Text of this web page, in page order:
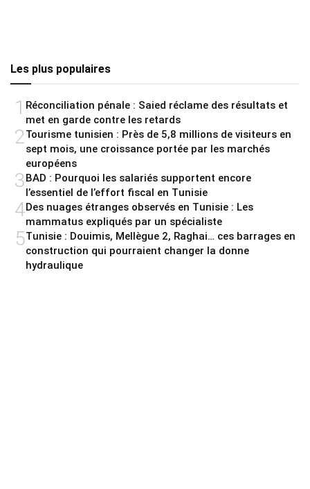
Les plus populaires
1 Réconciliation pénale : Saied réclame des résultats et
met en garde contre les retards
2 Tourisme tunisien : Près de 5,8 millions de visiteurs en
sept mois, une croissance portée par les marchés
européens
3BAD : Pourquoi les salariés supportent encore
l’essentiel de l’effort fiscal en Tunisie
4Des nuages étranges observés en Tunisie : Les
mammatus expliqués par un spécialiste
5Tunisie : Douimis, Mellègue 2, Raghai… ces barrages en
construction qui pourraient changer la donne
hydraulique